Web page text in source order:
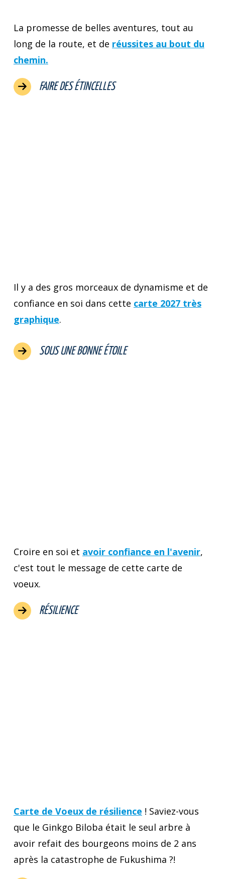
La promesse de belles aventures, tout au
long de la route, et de réussites au bout du
chemin.
FAIRE DES ÉTINCELLES
Il y a des gros morceaux de dynamisme et de
confiance en soi dans cette carte 2027 très
graphique.
SOUS UNE BONNE ÉTOILE
Croire en soi et avoir confiance en l'avenir,
c'est tout le message de cette carte de
voeux.
RÉSILIENCE
Carte de Voeux de résilience ! Saviez-vous
que le Ginkgo Biloba était le seul arbre à
avoir refait des bourgeons moins de 2 ans
après la catastrophe de Fukushima ?!